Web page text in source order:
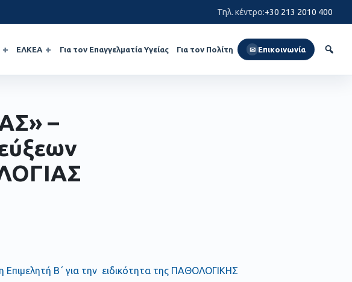
Τηλ. κέντρο:+30 213 2010 400
ΕΛΚΕΑ Για τον Επαγγελματία Υγείας Για τον Πολίτη ✉ Επικοινωνία
–
Επιμελητή Β΄ για την ειδικότητα της ΠΑΘΟΛΟΓΙΚΗΣ